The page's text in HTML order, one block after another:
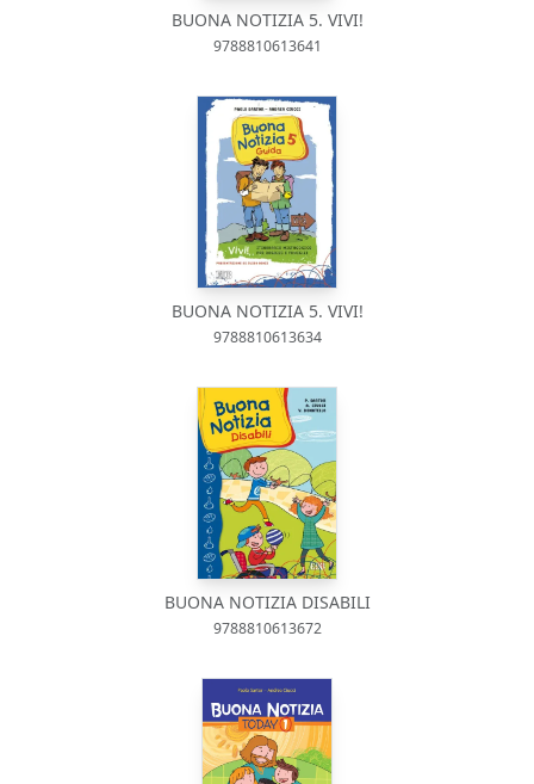
BUONA NOTIZIA 5. VIVI!
9788810613641
BUONA NOTIZIA 5. VIVI!
9788810613634
BUONA NOTIZIA DISABILI
9788810613672